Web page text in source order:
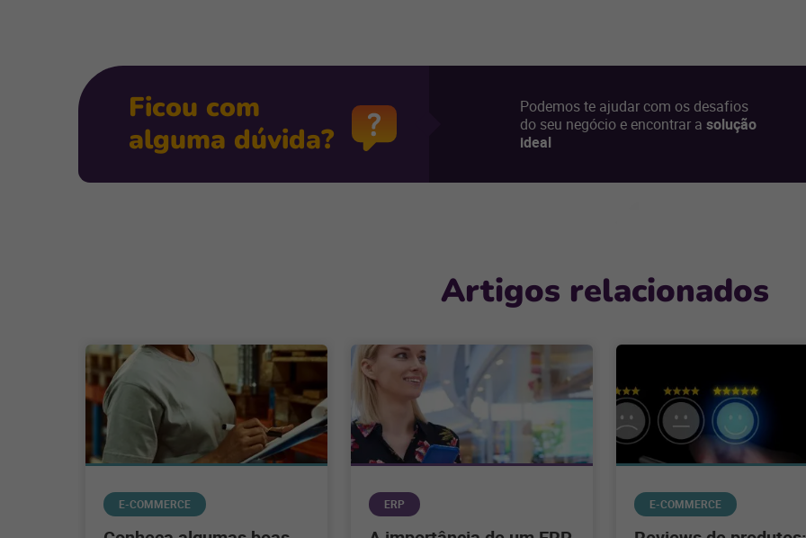
Ficou com
alguma dúvida?
Podemos te ajudar com os desafios
do seu negócio e encontrar a solução
ideal
Artigos relacionados
E-COMMERCE ERP E-COMMERCE